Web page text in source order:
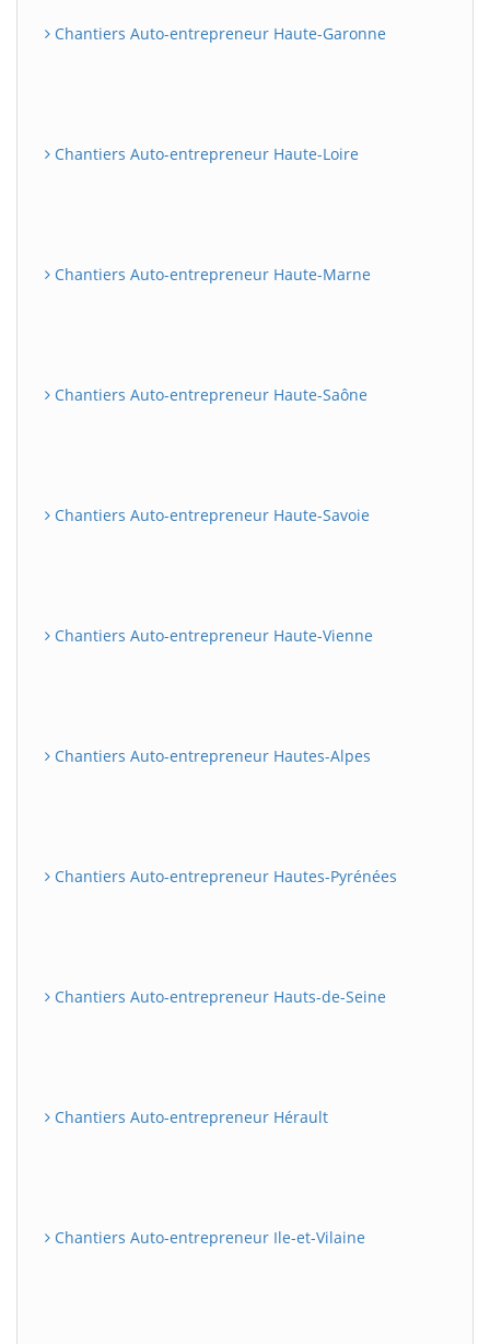
Chantiers Auto-entrepreneur Haute-Garonne
Chantiers Auto-entrepreneur Haute-Loire
Chantiers Auto-entrepreneur Haute-Marne
Chantiers Auto-entrepreneur Haute-Saône
Chantiers Auto-entrepreneur Haute-Savoie
Chantiers Auto-entrepreneur Haute-Vienne
Chantiers Auto-entrepreneur Hautes-Alpes
Chantiers Auto-entrepreneur Hautes-Pyrénées
Chantiers Auto-entrepreneur Hauts-de-Seine
Chantiers Auto-entrepreneur Hérault
Chantiers Auto-entrepreneur Ile-et-Vilaine